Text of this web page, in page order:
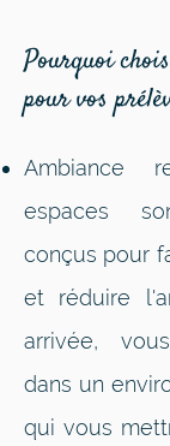
Pourquoi
pour vos
Ambiance
espaces
conçus pour
et réduire
arrivée,
dans un
qui vous